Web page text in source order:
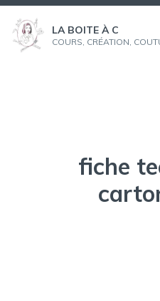
Aller
contenu
LA BOITE À C
COURS, CRÉATION,
fiche